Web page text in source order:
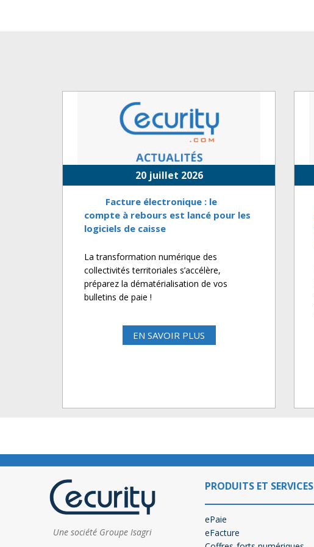
20 juillet 2026
Facture électronique : le
compte à rebours est lancé pour les
logiciels de caisse
La transformation numérique des
collectivités territoriales s’accélère,
préparez la dématérialisation de vos
bulletins de paie !
EN SAVOIR PLUS
Une société Groupe Isagri
PRODUITS ET SERVICES
ePaie
eFacture